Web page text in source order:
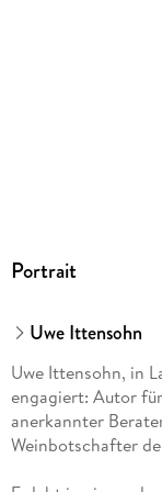
Portrait
Uwe Ittensohn
Uwe Ittensohn, in
engagiert: Autor
anerkannter
Weinbotschafter